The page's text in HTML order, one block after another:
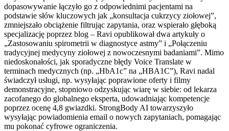
dopasowywanie łączyło go z odpowiednimi pacjentami na
podstawie słów kluczowych jak „konsultacja cukrzycy ziołowej”,
zmniejszało obciążenie filtrując zapytania, oraz wspierało głęboką
specjalizację poprzez blog – Ravi opublikował dwa artykuły o
„Zastosowaniu spirometrii w diagnostyce astmy” i „Połączeniu
tradycyjnej medycyny ziołowej z nowoczesnymi badaniami”. Mimo
niedoskonałości, jak sporadyczne błędy Voice Translate w
terminach medycznych (np. „HbA1c” na „HBA1C”), Ravi nadal
świadczył usługi, np. wysyłając poprawione oferty i filmy
demonstracyjne, stopniowo odzyskując wiarę w siebie: od lekarza
zacofanego do globalnego eksperta, udowadniając kompetencje
poprzez ocenę 4,8 gwiazdki. StrongBody AI towarzyszyło
wysyłając powiadomienia email o nowych zapytaniach, pomagając
mu pokonać cyfrowe ograniczenia.